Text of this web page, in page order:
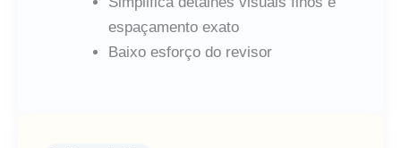
espaçamento exato
Baixo esforço do revisor